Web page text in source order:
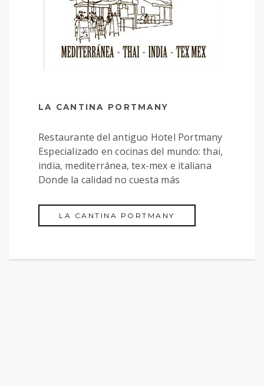
LA CANTINA PORTMANY
Restaurante del antiguo Hotel Portmany
Especializado en cocinas del mundo: thai,
india, mediterránea, tex-mex e italiana
Donde la calidad no cuesta más
LA CANTINA PORTMANY